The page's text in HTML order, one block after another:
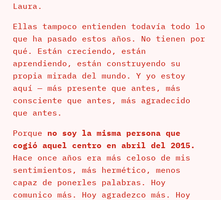
Laura.
Ellas tampoco entienden todavía todo lo
que ha pasado estos años. No tienen por
qué. Están creciendo, están
aprendiendo, están construyendo su
propia mirada del mundo. Y yo estoy
aquí — más presente que antes, más
consciente que antes, más agradecido
que antes.
Porque no soy la misma persona que
cogió aquel centro en abril del 2015.
Hace once años era más celoso de mis
sentimientos, más hermético, menos
capaz de ponerles palabras. Hoy
comunico más. Hoy agradezco más. Hoy